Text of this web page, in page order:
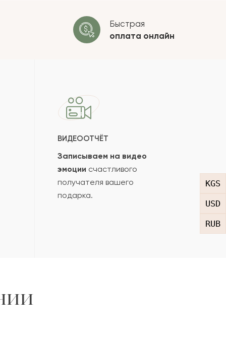
KGS
USD
RUB
ОСТАВИТЬ ОТЗЫВ
Быстрая
оплата онлайн
ВИДЕООТЧЁТ
Записываем на видео
эмоции счастливого
получателя вашего
подарка.